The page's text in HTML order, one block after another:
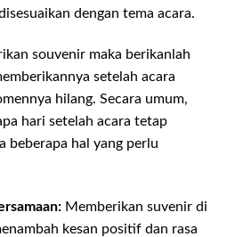
dengan tema acara.
souvenir maka berikanlah
setelah acara
hilang. Secara umum,
hari setelah acara tetap
beberapa hal yang perlu
Memberikan suvenir di
kesan positif dan rasa